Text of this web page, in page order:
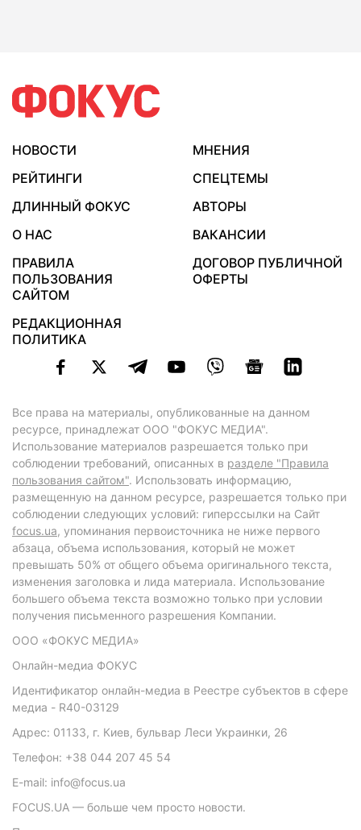
НОВОСТИ
МНЕНИЯ
РЕЙТИНГИ
СПЕЦТЕМЫ
ДЛИННЫЙ ФОКУС
АВТОРЫ
О НАС
ВАКАНСИИ
ПРАВИЛА
ПОЛЬЗОВАНИЯ
САЙТОМ
ДОГОВОР ПУБЛИЧНОЙ
ОФЕРТЫ
РЕДАКЦИОННАЯ
ПОЛИТИКА
Все права на материалы, опубликованные на данном
ресурсе, принадлежат ООО "ФОКУС МЕДИА".
Использование материалов разрешается только при
соблюдении требований, описанных в разделе "Правила
пользования сайтом". Использовать информацию,
размещенную на данном ресурсе, разрешается только при
соблюдении следующих условий: гиперссылки на Сайт
focus.ua, упоминания первоисточника не ниже первого
абзаца, объема использования, который не может
превышать 50% от общего объема оригинального текста,
изменения заголовка и лида материала. Использование
большего объема текста возможно только при условии
получения письменного разрешения Компании.
ООО «ФОКУС МЕДИА»
Онлайн-медиа ФОКУС
Идентификатор онлайн-медиа в Реестре субъектов в сфере
медиа - R40-03129
Адрес: 01133, г. Киев, бульвар Леси Украинки, 26
Телефон: +38 044 207 45 54
E-mail: info@focus.ua
FOCUS.UA — больше чем просто новости.